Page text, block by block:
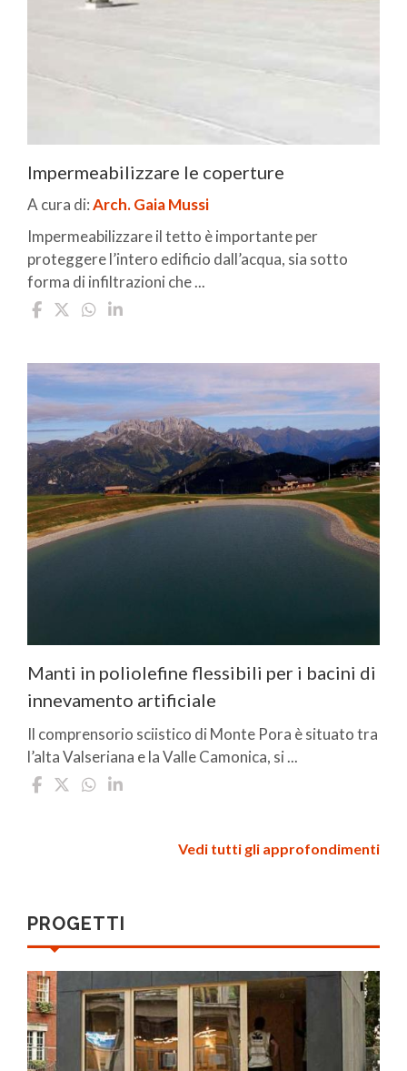
Impermeabilizzare le coperture
A cura di:Arch. Gaia Mussi
Impermeabilizzare il tetto è importante per
proteggere l’intero edificio dall’acqua, sia sotto
forma di infiltrazioni che ...
Manti in poliolefine flessibili per i bacini di
innevamento artificiale
Il comprensorio sciistico di Monte Pora è situato tra
l’alta Valseriana e la Valle Camonica, si ...
Vedi tutti gli approfondimenti
PROGETTI